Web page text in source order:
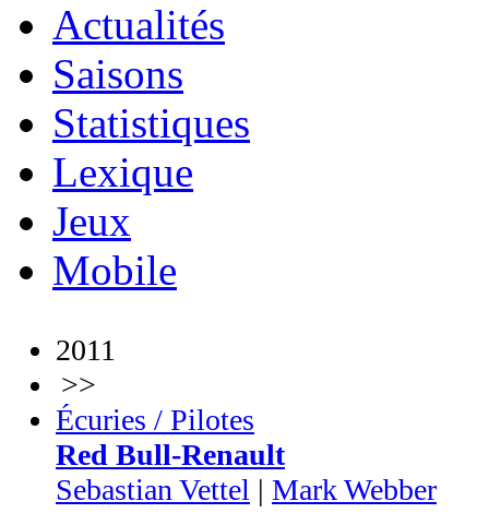
Actualités
Saisons
Statistiques
Lexique
Jeux
Mobile
2011
>>
Écuries / Pilotes
Red Bull-Renault
Sebastian Vettel | Mark Webber